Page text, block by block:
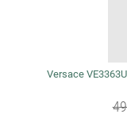
Versace